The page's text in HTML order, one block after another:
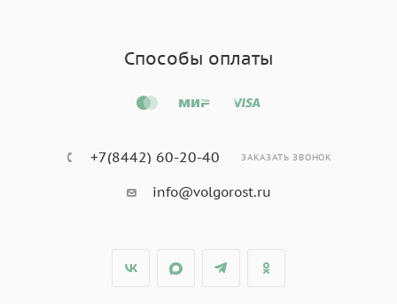
Способы оплаты
+7(8442) 60-20-40 ЗАКАЗАТЬ ЗВОНОК
info@volgorost.ru